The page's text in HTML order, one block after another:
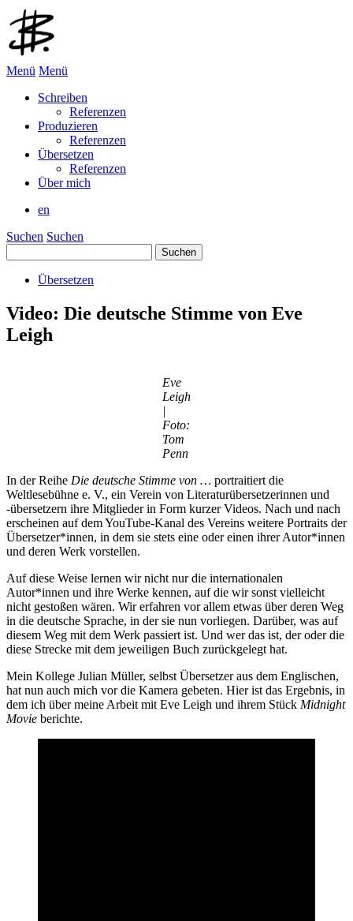
Menü Menü
Schreiben
Referenzen
Produzieren
Referenzen
Übersetzen
Referenzen
Über mich
en
Suchen Suchen
nach:
Übersetzen
Video: Die deutsche Stimme von Eve
Leigh
Eve
Leigh
|
Foto:
Tom
Penn
In der Reihe Die deutsche Stimme von … portraitiert die
Weltlesebühne e. V., ein Verein von Literaturübersetzerinnen und
-übersetzern ihre Mitglieder in Form kurzer Videos. Nach und nach
erscheinen auf dem YouTube-Kanal des Vereins weitere Portraits der
Übersetzer*innen, in dem sie stets eine oder einen ihrer Autor*innen
und deren Werk vorstellen.
Auf diese Weise lernen wir nicht nur die internationalen
Autor*innen und ihre Werke kennen, auf die wir sonst vielleicht
nicht gestoßen wären. Wir erfahren vor allem etwas über deren Weg
in die deutsche Sprache, in der sie nun vorliegen. Darüber, was auf
diesem Weg mit dem Werk passiert ist. Und wer das ist, der oder die
diese Strecke mit dem jeweiligen Buch zurückgelegt hat.
Mein Kollege Julian Müller, selbst Übersetzer aus dem Englischen,
hat nun auch mich vor die Kamera gebeten. Hier ist das Ergebnis, in
dem ich über meine Arbeit mit Eve Leigh und ihrem Stück Midnight
Movie berichte.